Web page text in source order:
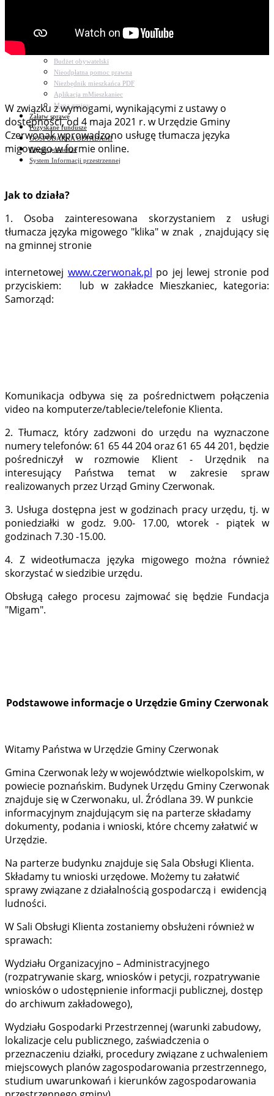
Zarządzanie kryzysowe
Budżet obywatelski
Nieodpłatna pomoc prawna
Niezbędnik mieszkańca PDF
Aplikacja mMieszkaniec
Mapa gminy
Załatw sprawę
Pozyskane fundusze
GOSPODARKA ODPADAMI
Czyste powietrze
System Informacji przestrzennej
W związku z wymogami, wynikającymi z ustawy o
dostępności, od 4 maja 2021 r. w Urzędzie Gminy
Czerwonak wprowadzono usługę tłumacza języka
migowego w formie online.
Jak to działa?
1. Osoba zainteresowana skorzystaniem z usługi
tłumacza języka migowego "klika" w znak , znajdujący się
na gminnej stronie
internetowej www.czerwonak.pl po jej lewej stronie pod
przyciskiem:
lub w zakładce Mieszkaniec, kategoria:
Samorząd:
Komunikacja odbywa się za pośrednictwem połączenia
video na komputerze/tablecie/telefonie Klienta.
2. Tłumacz, który zadzwoni do urzędu na wyznaczone
numery telefonów: 61 65 44 204 oraz 61 65 44 201, będzie
pośredniczył w rozmowie Klient - Urzędnik na
interesujący Państwa temat w zakresie spraw
realizowanych przez Urząd Gminy Czerwonak.
3. Usługa dostępna jest w godzinach pracy urzędu, tj. w
poniedziałki w godz. 9.00- 17.00, wtorek - piątek w
godzinach 7.30 -15.00.
4. Z wideotłumacza języka migowego można również
skorzystać w siedzibie urzędu.
Obsługą całego procesu zajmować się będzie Fundacja
"Migam".
Podstawowe informacje o Urzędzie Gminy Czerwonak
Witamy Państwa w Urzędzie Gminy Czerwonak
Gmina Czerwonak leży w województwie wielkopolskim, w
powiecie poznańskim. Budynek Urzędu Gminy Czerwonak
znajduje się w Czerwonaku, ul. Źródlana 39. W punkcie
informacyjnym znajdującym się na parterze składamy
dokumenty, podania i wnioski, które chcemy załatwić w
Urzędzie.
Na parterze budynku znajduje się Sala Obsługi Klienta.
Składamy tu wnioski urzędowe. Możemy tu załatwić
sprawy związane z działalnością gospodarczą i ewidencją
ludności.
W Sali Obsługi Klienta zostaniemy obsłużeni również w
sprawach:
Wydziału Organizacyjno – Administracyjnego
(rozpatrywanie skarg, wniosków i petycji, rozpatrywanie
wniosków o udostępnienie informacji publicznej, dostęp
do archiwum zakładowego),
Wydziału Gospodarki Przestrzennej (warunki zabudowy,
lokalizacje celu publicznego, zaświadczenia o
przeznaczeniu działki, procedury związane z uchwaleniem
miejscowych planów zagospodarowania przestrzennego,
studium uwarunkowań i kierunków zagospodarowania